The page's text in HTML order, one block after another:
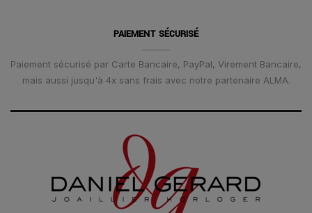
PAIEMENT SÉCURISÉ
Paiement sécurisé par Carte Bancaire, PayPal, Virement Bancaire,
mais aussi jusqu'à 4x sans frais avec notre partenaire ALMA.